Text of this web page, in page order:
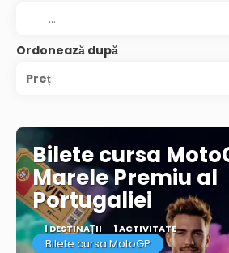
Ordonează după
Preț
Bilete cursa
Marele Premiu al
Portugaliei
1 DESTINAŢII 1 ACTIVITATE
Bilete cursa MotoGP